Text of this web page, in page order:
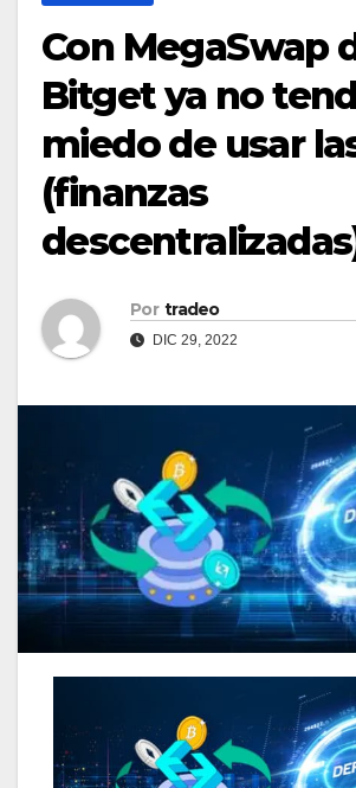
Con MegaSwap
Bitget ya no
miedo de usar
(finanzas
Por tradeo
DIC 29, 2022